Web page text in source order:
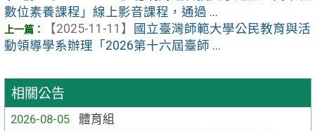
相關公告
2026-08-05
體育組
數位素養課程」線上影音課程，通過 ...
【2025-11-11】
國立臺灣師範大學公民教育與活
動領導學系辦理「2026第十六屆臺師 ...